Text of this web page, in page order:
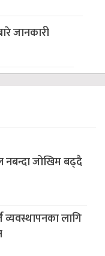
जानकारी
जोखिम बढ्दै
व्यवस्थापनका लागि